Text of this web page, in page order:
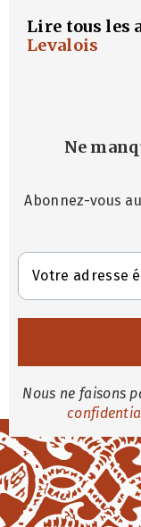
Lire tous les
Levalois
Ne
Abonnez-vous
Nous ne faisons